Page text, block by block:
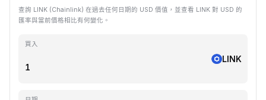
查詢 LINK (Chainlink) 在過去任何日期的 USD 價值，並查看 LINK 對 USD 的
匯率與當前價格相比有何變化。
買入
LINK